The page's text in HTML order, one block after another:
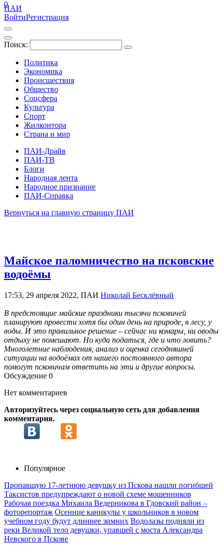
ПАИ
ВойтиРегистрация
Поиск:
Политика
Экономика
Происшествия
Общество
Соцсфера
Культура
Спорт
Жилконтора
Страна и мир
ПАИ-Драйв
ПАИ-ТВ
Блоги
Народная лента
Народное признание
ПАИ-Справка
0
Вернуться на главную страницу ПАИ
Майское паломничество на псковские
водоёмы
17:53, 29 апреля 2022, ПАИ Николай Бесклёвный
В предстоящие майские праздники тысячи псковичей
планируют провести хотя бы один день на природе, в лесу, у
воды. И это правильное решение – сейчас ни комары, ни оводы
отдыху не помешают. Но куда податься, где и что ловить?
Многолетние наблюдения, анализ и оценка сегодняшней
ситуации на водоёмах от нашего постоянного автора
помогут псковичам ответить на эти и другие вопросы.
Обсуждение 0
Нет комментариев
Авторизуйтесь через социальную сеть для добавления
комментария.
Популярное
Пропавшую 17-летнюю девушку из Пскова нашли погибшей
Таксистов предупреждают о новой схеме мошенников
Рабочая поездка Михаила Ведерникова в Гдовский район –
фоторепортаж Осенние каникулы у школьников в новом
учебном году будут длиннее зимних Водолазы подняли из
реки Великой тело девушки, упавшей с моста Александра
Невского в Пскове